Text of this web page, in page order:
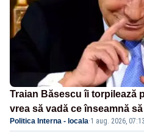
Traian Băsescu îi torpilează
vrea să vadă ce înseamnă
România
Politica Interna - locala·1 aug. 2026, 07:13